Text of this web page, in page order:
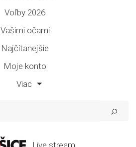
Voľby 2026
Vašimi očami
Najčítanejšie
Moje konto
Viac
Live stream